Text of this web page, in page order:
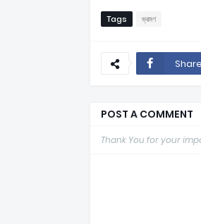
Tags ভ্রমণ
Share
POST A COMMENT
Thank You for your